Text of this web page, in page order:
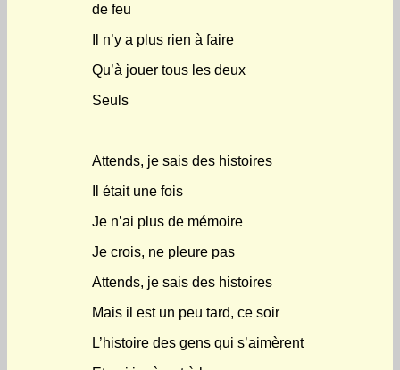
de feu
Il n’y a plus rien à faire
Qu’à jouer tous les deux
Seuls
Attends, je sais des histoires
Il était une fois
Je n’ai plus de mémoire
Je crois, ne pleure pas
Attends, je sais des histoires
Mais il est un peu tard, ce soir
L’histoire des gens qui s’aimèrent